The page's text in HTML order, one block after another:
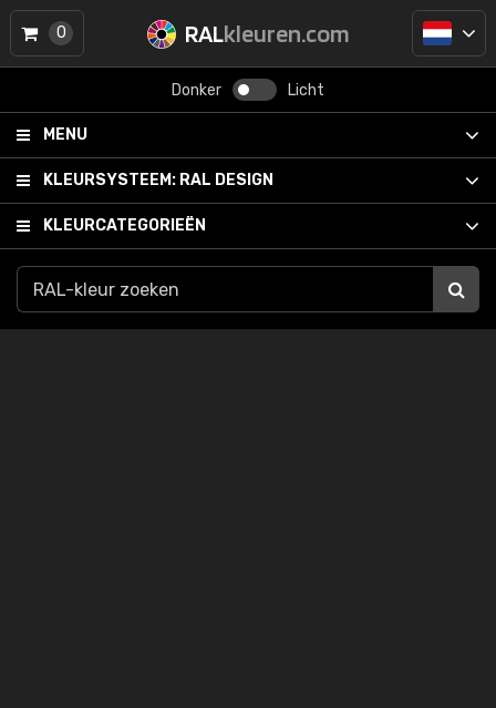
RALkleuren.com
Donker Licht
MENU
KLEURSYSTEEM: RAL DESIGN
KLEURCATEGORIEËN
0